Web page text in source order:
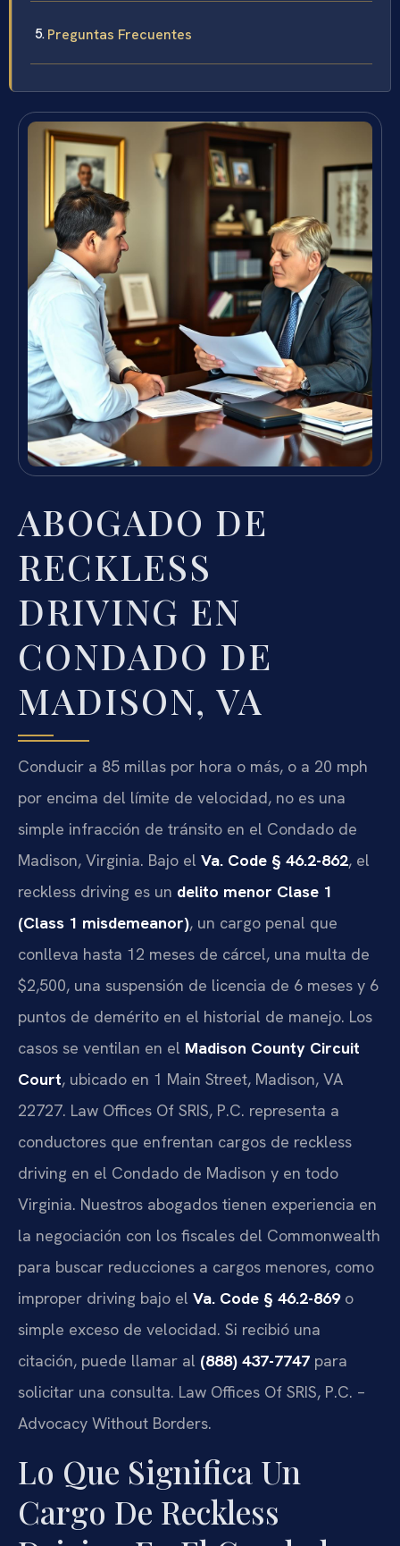
Preguntas Frecuentes
ABOGADO DE
RECKLESS
DRIVING EN
CONDADO DE
MADISON, VA
Conducir a 85 millas por hora o más, o a 20 mph
por encima del límite de velocidad, no es una
simple infracción de tránsito en el Condado de
Madison, Virginia. Bajo el Va. Code § 46.2-862, el
reckless driving es un delito menor Clase 1
(Class 1 misdemeanor), un cargo penal que
conlleva hasta 12 meses de cárcel, una multa de
$2,500, una suspensión de licencia de 6 meses y 6
puntos de demérito en el historial de manejo. Los
casos se ventilan en el Madison County Circuit
Court, ubicado en 1 Main Street, Madison, VA
22727. Law Offices Of SRIS, P.C. representa a
conductores que enfrentan cargos de reckless
driving en el Condado de Madison y en todo
Virginia. Nuestros abogados tienen experiencia en
la negociación con los fiscales del Commonwealth
para buscar reducciones a cargos menores, como
improper driving bajo el Va. Code § 46.2-869o
simple exceso de velocidad. Si recibió una
citación, puede llamar al (888) 437-7747 para
solicitar una consulta. Law Offices Of SRIS, P.C. –
Advocacy Without Borders.
Lo Que Significa Un
Cargo De Reckless